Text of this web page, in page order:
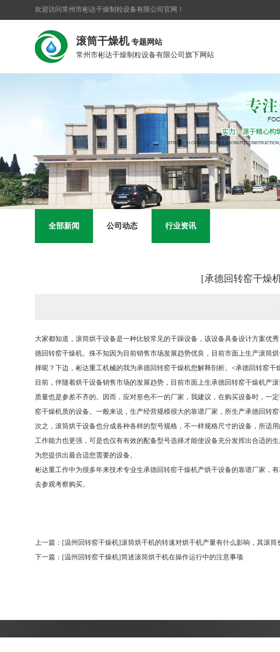
欢迎访问常州市彬达干燥制粒设备有限公司官网！
滚筒干燥机专题网站
常州市彬达干燥制粒设备有限公司旗下网站
全部新闻 公司动态 行业资讯
[承德回转窑干燥
大家都知道，滚筒烘干设备是一种比较常见的干躁设备，该设备具备设计方案优
德回转窑干燥机。殊不知因为目前销售市场发展趋势优良，目前市面上生产滚筒
择呢？下边，彬达重工机械的我为承德回转窑干燥机您解释剖析。<承德回转窑干
目前，伴随着烘干设备销售市场的发展趋势，目前市面上生承德回转窑干燥机产
质量也是参差不齐的。因而，应对形色不一的厂家，我建议，在购买设备时，一
窑干燥机质的设备。一般来说，生产经营规模很大的靠谱厂家，所生产承德回转
次之，滚筒烘干设备也分成各种各样的型号规格，不一样规格尺寸的设备，所适
工作能力也更强，可是也仅有有效的配备型号选择才能使设备充分发挥出合适的
为您提供出最合适您需要的设备。
彬达重工作中为很多年来技术专业生承德回转窑干燥机产烘干设备的靠谱厂家，
去参观考察购买。
上一篇： [温州回转窑干燥机]滚筒烘干机的转速对烘干机产量有什么影响，其滚筒
下一篇： [温州回转窑干燥机]简述滚筒烘干机在操作运行中的注意事项